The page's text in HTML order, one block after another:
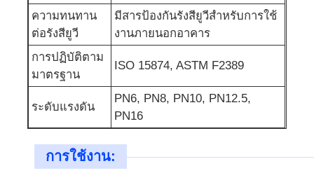
ความทนทาน
ต่อรังสียูวี
มีสารป้องกันรังสียูวีสำหรับการใช้
งานภายนอกอาคาร
การปฏิบัติตาม
มาตรฐาน
ISO 15874, ASTM F2389
ระดับแรงดัน
PN6, PN8, PN10, PN12.5,
PN16
การใช้งาน: